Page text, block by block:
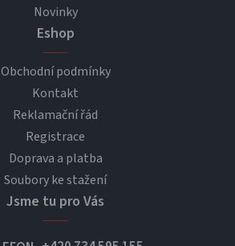
Novinky
Eshop
Obchodní podmínky
Kontakt
Reklamační řád
Registrace
Doprava a platba
Soubory ke stažení
Jsme tu pro Vás